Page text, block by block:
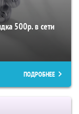
500р. в сети
ПОДРОБНЕЕ